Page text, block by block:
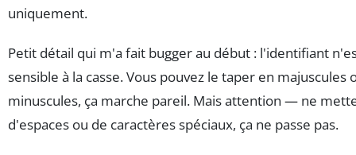
uniquement.
Petit détail qui m'a fait bugger au début : l'identifiant
sensible à la casse. Vous pouvez le taper en majuscules
minuscules, ça marche pareil. Mais attention — ne
d'espaces ou de caractères spéciaux, ça ne passe pas.